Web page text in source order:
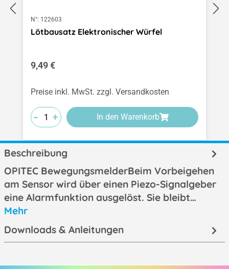
N°: 122603
Lötbausatz Elektronischer Würfel
Regulärer Preis:
9,49 €
Preise inkl. MwSt. zzgl. Versandkosten
-
-
- +
+
+ In den Warenkorb
Beschreibung
OPITEC BewegungsmelderBeim Vorbeigehen
am Sensor wird über einen Piezo-Signalgeber
eine Alarmfunktion ausgelöst. Sie bleibt…
Mehr
Downloads & Anleitungen